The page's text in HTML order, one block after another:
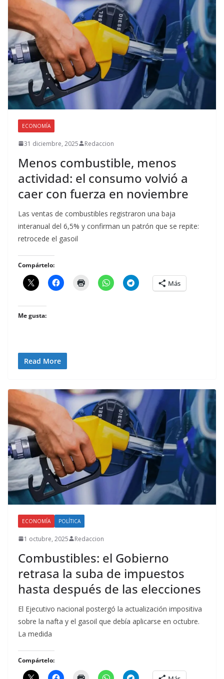
ECONOMÍA
31 diciembre, 2025 Redaccion
Menos combustible, menos
actividad: el consumo volvió a
caer con fuerza en noviembre
Las ventas de combustibles registraron una baja
interanual del 6,5% y confirman un patrón que se repite:
retrocede el gasoil
Compártelo:
Más
Me gusta:
Read More
ECONOMÍA POLÍTICA
1 octubre, 2025 Redaccion
Combustibles: el Gobierno
retrasa la suba de impuestos
hasta después de las elecciones
El Ejecutivo nacional postergó la actualización impositiva
sobre la nafta y el gasoil que debía aplicarse en octubre.
La medida
Compártelo: